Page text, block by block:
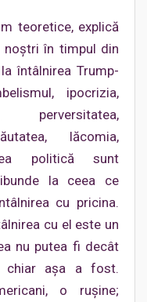
teoretice, explică
noștri în timpul din
întâlnirea Trump-
ipocrizia,
perversitatea,
lăcomia,
politică sunt
la ceea ce
cu pricina.
cu el este un
nu putea fi decât
chiar așa a fost.
o rușine;